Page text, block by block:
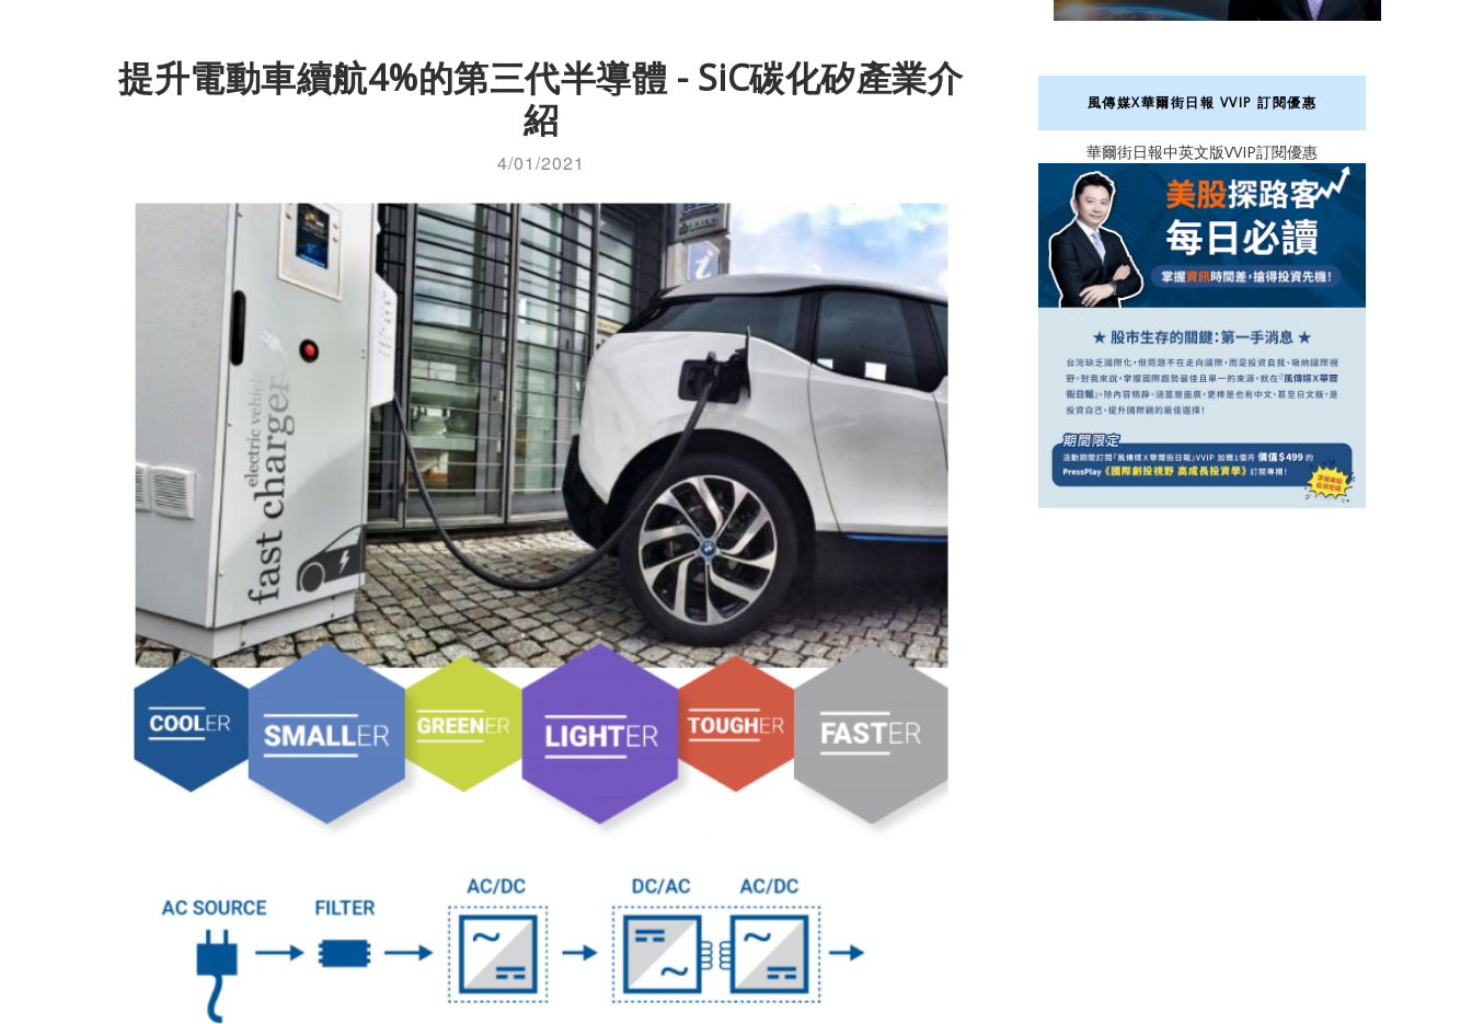
提升電動車續航4%的第三代半導體 - SiC碳化矽產業介
紹
4/01/2021
風傳媒X華爾街日報 VVIP 訂閱優惠
華爾街日報中英文版VVIP訂閱優惠